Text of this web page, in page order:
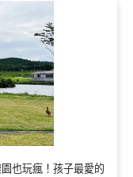
也玩瘋！孩子最愛的